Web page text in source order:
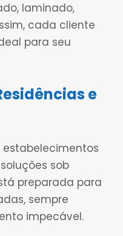
laminado,
cada cliente
para seu
e
estabelecimentos
sob
preparada para
sempre
impecável.